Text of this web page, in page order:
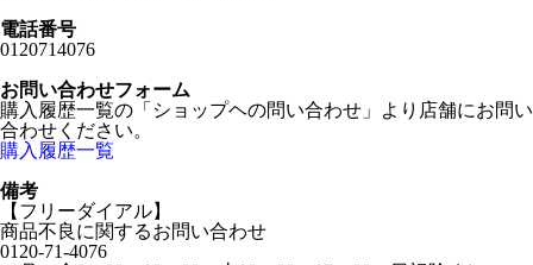
電話番号
0120714076
お問い合わせフォーム
購入履歴一覧の「ショップヘの問い合わせ」より店舗にお問い
合わせください。
購入履歴一覧
備考
【フリーダイアル】
商品不良に関するお問い合わせ
0120-71-4076